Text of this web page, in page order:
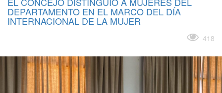
DEPARTAMENTO EN EL MARCO DEL DÍA
INTERNACIONAL DE LA MUJER
418